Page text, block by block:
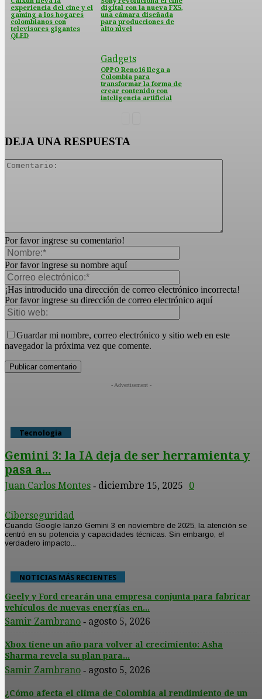
experiencia del cine y el
gaming a los hogares
colombianos con
televisores gigantes
QLED
digital con la nueva FX5,
una cámara diseñada
para producciones de
alto nivel
Gadgets
OPPO Reno16 llega a
Colombia para
transformar la forma de
crear contenido con
inteligencia artificial
DEJA UNA RESPUESTA
Por favor ingrese su comentario!
Por favor ingrese su nombre aquí
¡Has introducido una dirección de correo electrónico incorrecta!
Por favor ingrese su dirección de correo electrónico aquí
Guardar mi nombre, correo electrónico y sitio web en este
navegador la próxima vez que comente.
- Advertisement -
Tecnología
Gemini 3: la IA deja de ser herramienta y
pasa a...
Juan Carlos Montes - diciembre 15, 2025 0
Ciberseguridad
Cuando Google lanzó Gemini 3 en noviembre de 2025, la atención se
centró en su potencia y capacidades técnicas. Sin embargo, el
verdadero impacto...
NOTICIAS MÁS RECIENTES
Geely y Ford crearán una empresa conjunta para fabricar
vehículos de nuevas energías en...
Samir Zambrano - agosto 5, 2026
Xbox tiene un año para volver al crecimiento: Asha
Sharma revela su plan para...
Samir Zambrano - agosto 5, 2026
¿Cómo afecta el clima de Colombia al rendimiento de un